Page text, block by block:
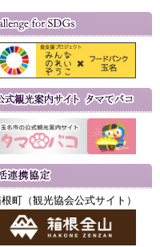
町（観光協会公式サイト）